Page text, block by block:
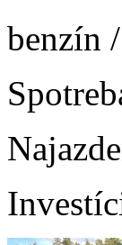
benzín